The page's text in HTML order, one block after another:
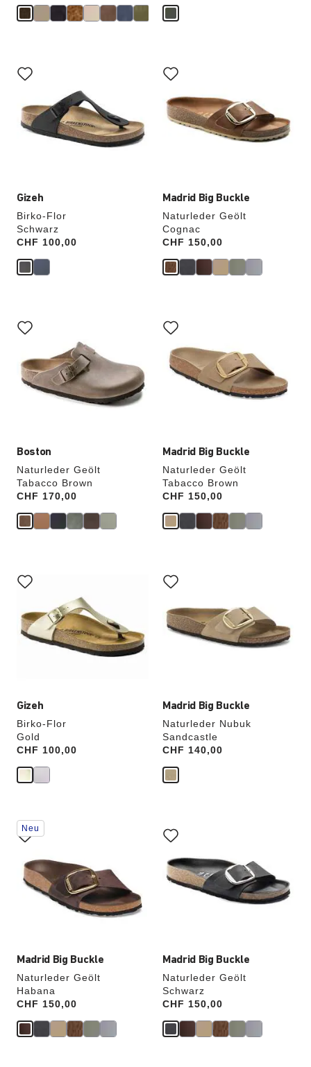
Gizeh
Birko-Flor
Schwarz
Price:
CHF 100,00
Anklicken
der
werden
die
Produktbilder
Madrid Big Buckle
Naturleder Geölt
Cognac
Price:
CHF 150,00
Anklicken
der
Farben
werden
die
Produktbilder
Boston
Naturleder Geölt
Tabacco Brown
Price:
CHF 170,00
Anklicken
der
werden
die
Produktbilder
aktualisiert.
Madrid Big Buckle
Naturleder Geölt
Tabacco Brown
Price:
CHF 150,00
Anklicken
der
Farben
werden
Produktbilder
Gizeh
Birko-Flor
Gold
Price:
CHF 100,00
Anklicken
der
werden
die
Produktbilder
Madrid Big Buckle
Naturleder Nubuk
Sandcastle
Price:
CHF 140,00
Anklicken
der
werden
die
Produktbilder
Madrid Big Buckle
Naturleder Geölt
Habana
Price:
CHF 150,00
Durch
Anklicken
der
Farben
werden
die
Produktbilder
aktualisiert.
Neu
Madrid Big Buckle
Naturleder Geölt
Schwarz
Price:
CHF 150,00
Anklicken
der
Farben
werden
die
Produktbilder